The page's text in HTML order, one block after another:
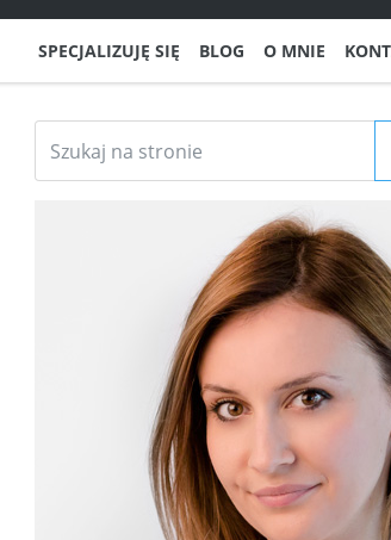
SPECJALIZUJĘ SIĘ BLOG O MNIE